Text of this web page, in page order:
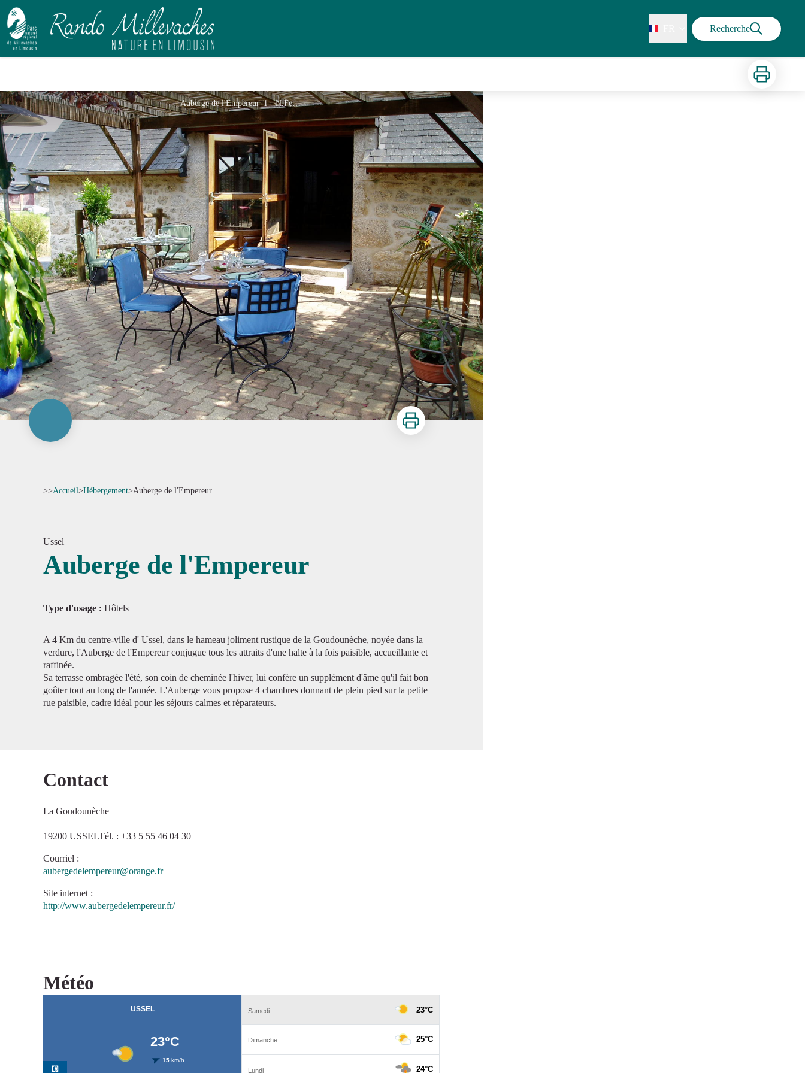
Recherche
Imprimer
Auberge de l'Empereur_1 - N.Fedee
Imprimer
>>Accueil>Hébergement>Auberge de l'Empereur
Ussel
Auberge de l'Empereur
Type d'usage : Hôtels
A 4 Km du centre-ville d' Ussel, dans le hameau joliment rustique de la Goudounèche, noyée dans la
verdure, l'Auberge de l'Empereur conjugue tous les attraits d'une halte à la fois paisible, accueillante et
raffinée.
Sa terrasse ombragée l'été, son coin de cheminée l'hiver, lui confère un supplément d'âme qu'il fait bon
goûter tout au long de l'année. L'Auberge vous propose 4 chambres donnant de plein pied sur la petite
rue paisible, cadre idéal pour les séjours calmes et réparateurs.
Contact
La Goudounèche
19200 USSELTél. : +33 5 55 46 04 30
Courriel :
aubergedelempereur@orange.fr
Site internet :
http://www.aubergedelempereur.fr/
Météo